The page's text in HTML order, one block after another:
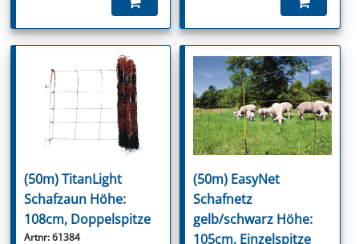
(50m) TitanLight
Schafzaun Höhe:
108cm, Doppelspitze
Artnr: 61384
(50m) EasyNet
Schafnetz
gelb/schwarz Höhe:
105cm, Einzelspitze